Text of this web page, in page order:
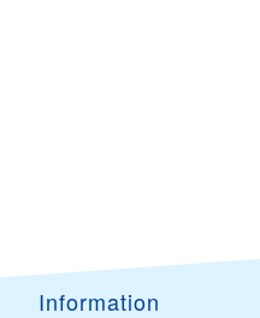
Information